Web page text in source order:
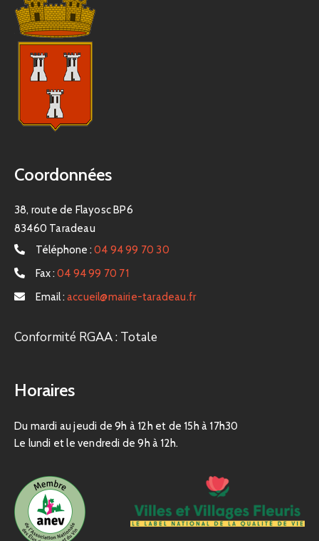
Coordonnées
38, route de Flayosc BP6
83460 Taradeau
Téléphone : 04 94 99 70 30
Fax : 04 94 99 70 71
Email : accueil@mairie-taradeau.fr
Conformité RGAA : Totale
Horaires
Du mardi au jeudi de 9h à 12h et de 15h à 17h30
Le lundi et le vendredi de 9h à 12h.